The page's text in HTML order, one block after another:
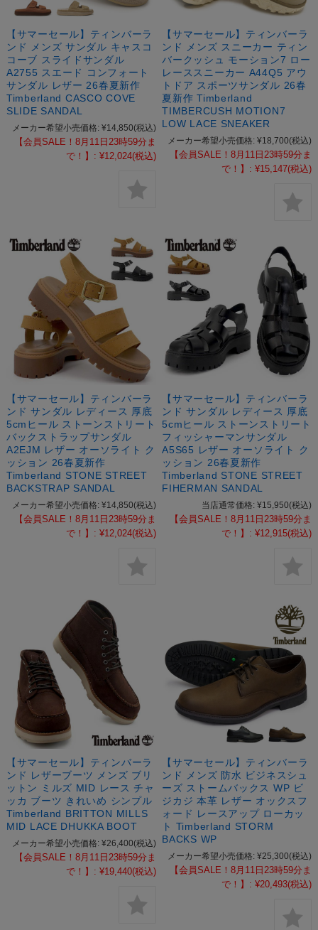
【サマーセール】ティンバーラ
ンド メンズ サンダル キャスコ
コーブ スライドサンダル
A2755 スエード コンフォート
サンダル レザー 26春夏新作
Timberland CASCO COVE
SLIDE SANDAL
メーカー希望小売価格: ¥14,850(税込)
【会員SALE！8月11日23時59分ま
で！】: ¥12,024(税込)
【サマーセール】ティンバーラ
ンド メンズ スニーカー ティン
バークッシュ モーション7 ロー
レーススニーカー A44Q5 アウ
トドア スポーツサンダル 26春
夏新作 Timberland
TIMBERCUSH MOTION7
LOW LACE SNEAKER
メーカー希望小売価格: ¥18,700(税込)
【会員SALE！8月11日23時59分ま
で！】: ¥15,147(税込)
【サマーセール】ティンバーラ
ンド サンダル レディース 厚底
5cmヒール ストーンストリート
バックストラップサンダル
A2EJM レザー オーソライト ク
ッション 26春夏新作
Timberland STONE STREET
BACKSTRAP SANDAL
メーカー希望小売価格: ¥14,850(税込)
【会員SALE！8月11日23時59分ま
で！】: ¥12,024(税込)
【サマーセール】ティンバーラ
ンド サンダル レディース 厚底
5cmヒール ストーンストリート
フィッシャーマンサンダル
A5S65 レザー オーソライト ク
ッション 26春夏新作
Timberland STONE STREET
FIHERMAN SANDAL
当店通常価格: ¥15,950(税込)
【会員SALE！8月11日23時59分ま
で！】: ¥12,915(税込)
【サマーセール】ティンバーラ
ンド レザーブーツ メンズ ブリ
ットン ミルズ MID レース チャ
ッカ ブーツ きれいめ シンプル
Timberland BRITTON MILLS
MID LACE DHUKKA BOOT
メーカー希望小売価格: ¥26,400(税込)
【会員SALE！8月11日23時59分ま
で！】: ¥19,440(税込)
【サマーセール】ティンバーラ
ンド メンズ 防水 ビジネスシュ
ーズ ストームバックス WP ビ
ジカジ 本革 レザー オックスフ
ォード レースアップ ローカッ
ト Timberland STORM
BACKS WP
メーカー希望小売価格: ¥25,300(税込)
【会員SALE！8月11日23時59分ま
で！】: ¥20,493(税込)